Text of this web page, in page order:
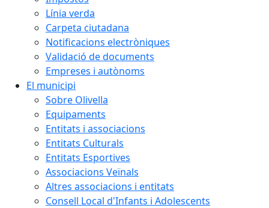
Línia verda
Carpeta ciutadana
Notificacions electròniques
Validació de documents
Empreses i autònoms
El municipi
Sobre Olivella
Equipaments
Entitats i associacions
Entitats Culturals
Entitats Esportives
Associacions Veïnals
Altres associacions i entitats
Consell Local d'Infants i Adolescents